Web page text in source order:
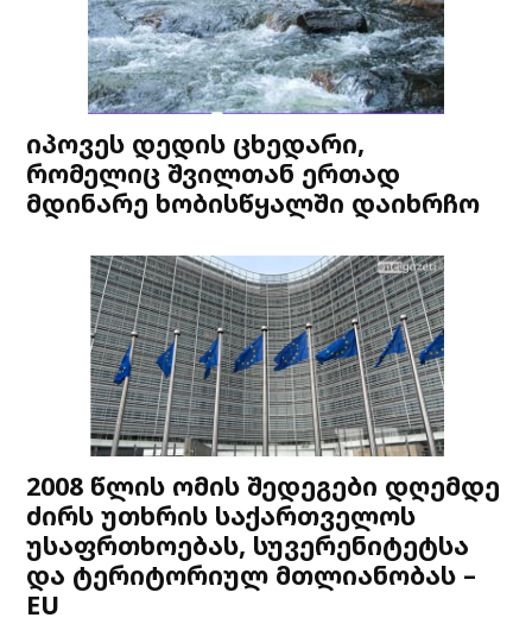
იპოვეს დედის ცხედარი,
რომელიც შვილთან ერთად
მდინარე ხობისწყალში დაიხრჩო
2008 წლის ომის შედეგები დღემდე
ძირს უთხრის საქართველოს
უსაფრთხოებას, სუვერენიტეტსა
და ტერიტორიულ მთლიანობას –
EU